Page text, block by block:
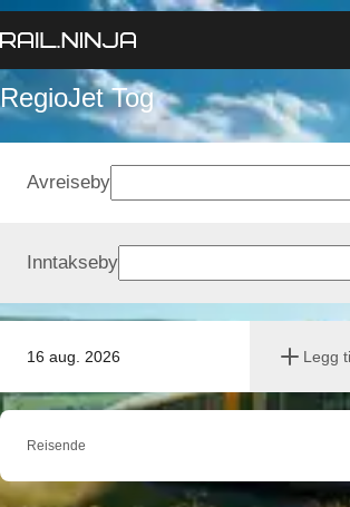
RegioJet Tog
16 aug. 2026 Legg
Avreiseby
Inntakseby
Reisende